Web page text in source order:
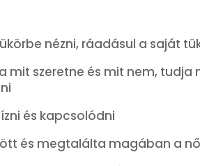
nézni, ráadásul a saját
mit szeretne és mit nem,
és kapcsolódni
és megtalálta magában a